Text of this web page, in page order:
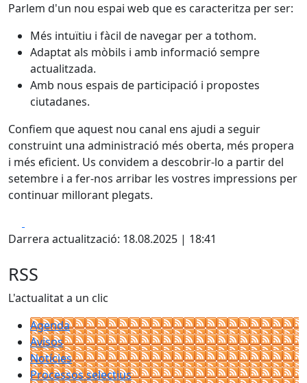
Parlem d'un nou espai web que es caracteritza per ser:
Més intuïtiu i fàcil de navegar per a tothom.
Adaptat als mòbils i amb informació sempre
actualitzada.
Amb nous espais de participació i propostes
ciutadanes.
Confiem que aquest nou canal ens ajudi a seguir
construint una administració més oberta, més propera
i més eficient. Us convidem a descobrir-lo a partir del
setembre i a fer-nos arribar les vostres impressions per
continuar millorant plegats.
Darrera actualització: 18.08.2025 | 18:41
RSS
L'actualitat a un clic
Agenda
Avisos
Notícies
Processos selectius